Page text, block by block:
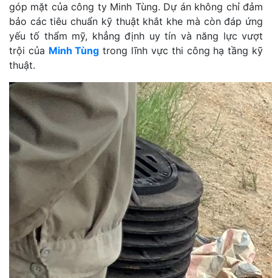
góp mặt của công ty Minh Tùng. Dự án không chỉ đảm
bảo các tiêu chuẩn kỹ thuật khắt khe mà còn đáp ứng
yếu tố thẩm mỹ, khẳng định uy tín và năng lực vượt
trội của Minh Tùng trong lĩnh vực thi công hạ tầng kỹ
thuật.